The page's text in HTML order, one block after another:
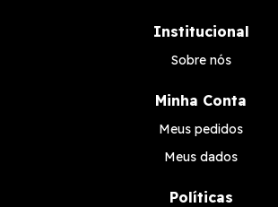
Institucional
Sobre nós
Minha Conta
Meus pedidos
Meus dados
Políticas